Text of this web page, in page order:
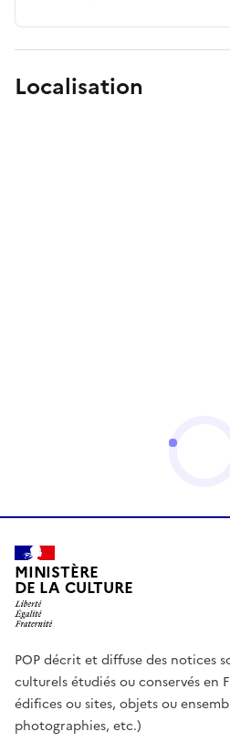
Localisation
MINISTÈRE
DE LA CULTURE
POP décrit et diffuse des notices
culturels étudiés ou conservés en
édifices ou sites, objets ou
photographies, etc.)